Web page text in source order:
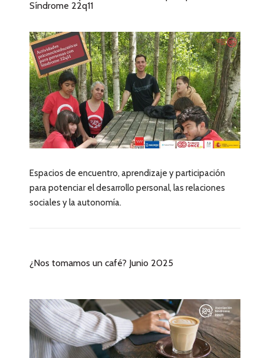
Síndrome 22q11
Espacios de encuentro, aprendizaje y participación
para potenciar el desarrollo personal, las relaciones
sociales y la autonomía.
¿Nos tomamos un café? Junio 2025